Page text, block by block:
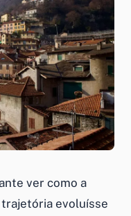
ver como a
evoluísse